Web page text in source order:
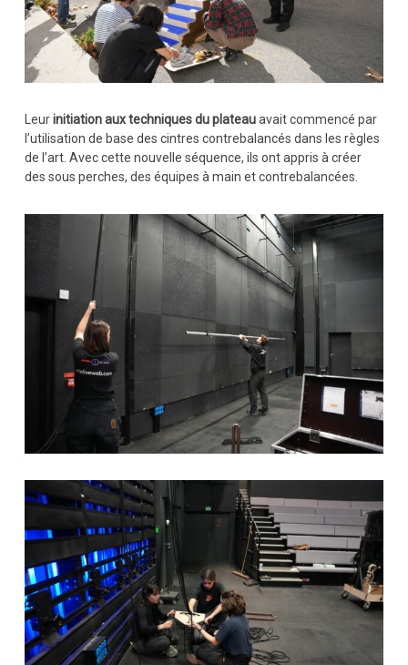
Leurinitiation aux techniques du plateauavait commencé par
l’utilisation de base des cintres contrebalancés dans les règles
de l’art. Avec cette nouvelle séquence, ils ont appris à créer
des sous perches, des équipes à main et contrebalancées.